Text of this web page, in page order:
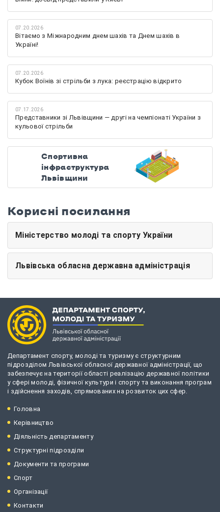
07.20.2026
Вітаємо з Міжнародним днем шахів та Днем шахів в
Україні!
07.20.2026
Кубок Воїнів зі стрільби з лука: реєстрацію відкрито
07.17.2026
Представники зі Львівщини — другі на чемпіонаті України з
кульової стрільби
Спортивна
інфраструктура
Львівщини
Корисні посилання
Міністерство молоді та спорту України
Львівська обласна державна адміністрація
Департамент спорту, молоді та туризму є структурним
підрозділом Львівської обласної державної адміністрації, що
забезпечує на території області реалізацію державної політики
у сфері молоді, фізичної культури і спорту та виконання програм
і здійснення заходів, спрямованих на розвиток цих сфер.
Головна
Керівництво
Діяльність департаменту
Структурні підрозділи
Документи та програми
Спорт
Організації
Контакти